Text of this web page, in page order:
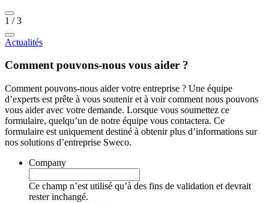
1 /3
Actualités
Comment pouvons-nous vous aider ?
Comment pouvons-nous aider votre entreprise ? Une équipe
d’experts est prête à vous soutenir et à voir comment nous pouvons
vous aider avec votre demande. Lorsque vous soumettez ce
formulaire, quelqu’un de notre équipe vous contactera. Ce
formulaire est uniquement destiné à obtenir plus d’informations sur
nos solutions d’entreprise Sweco.
Company
Ce champ n’est utilisé qu’à des fins de validation et devrait
rester inchangé.